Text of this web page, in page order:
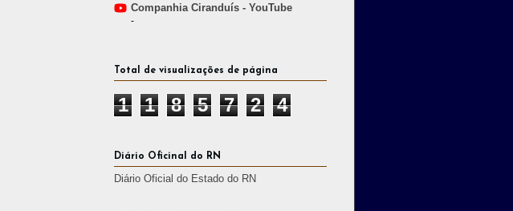
Companhia Ciranduís - YouTube
-
Total de visualizações de página
1 1 8 5 7 2 4
Diário Oficinal do RN
Diário Oficial do Estado do RN